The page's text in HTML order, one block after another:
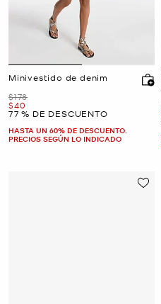
Minivestido de denim
Era
$178
Ahora
$40
77 % DE DESCUENTO
HASTA UN 60% DE DESCUENTO.
PRECIOS SEGÚN LO INDICADO